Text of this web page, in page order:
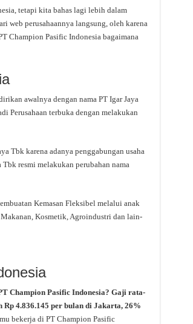
tetapi kita bahas lagi lebih dalam
web perusahaannya langsung, oleh karena
Champion Pasific Indonesia bagaimana
awalnya dengan nama PT Igar Jaya
Perusahaan terbuka dengan melakukan
Tbk karena adanya penggabungan usaha
resmi melakukan perubahan nama
Kemasan Fleksibel melalui anak
Kosmetik, Agroindustri dan lain-
Champion Pasific Indonesia? Gaji rata-
4.836.145 per bulan di Jakarta, 26%
bekerja di PT Champion Pasific